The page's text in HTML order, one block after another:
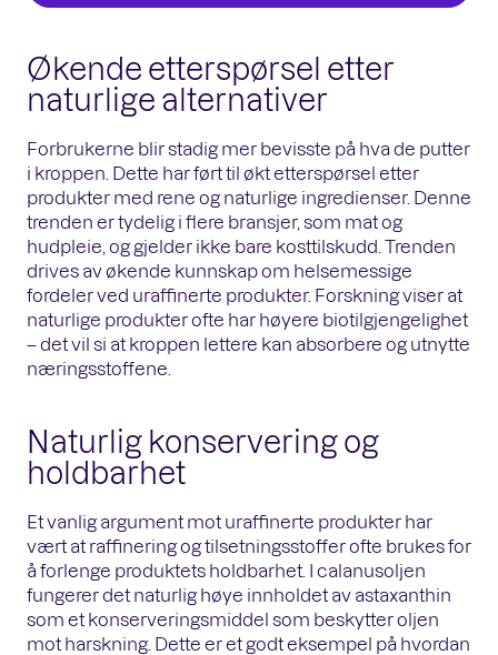
Økende etterspørsel etter
naturlige alternativer
Forbrukerne blir stadig mer bevisste på hva de putter
i kroppen. Dette har ført til økt etterspørsel etter
produkter med rene og naturlige ingredienser. Denne
trenden er tydelig i flere bransjer, som mat og
hudpleie, og gjelder ikke bare kosttilskudd. Trenden
drives av økende kunnskap om helsemessige
fordeler ved uraffinerte produkter. Forskning viser at
naturlige produkter ofte har høyere biotilgjengelighet
– det vil si at kroppen lettere kan absorbere og utnytte
næringsstoffene.
Naturlig konservering og
holdbarhet
Et vanlig argument mot uraffinerte produkter har
vært at raffinering og tilsetningsstoffer ofte brukes for
å forlenge produktets holdbarhet. I calanusoljen
fungerer det naturlig høye innholdet av astaxanthin
som et konserveringsmiddel som beskytter oljen
mot harskning. Dette er et godt eksempel på hvordan